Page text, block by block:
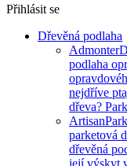
Přihlásit se
Dřevěná podlaha
Admonter
podlaha
nejdříve
dřeva?
Artisan
parketová
dřevěná
její výskyt